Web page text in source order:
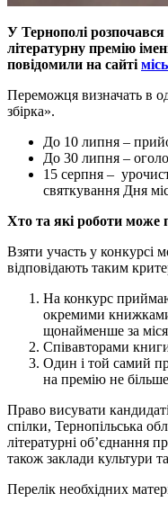
У Тернополі
літературну премію
повідомили на сайті
Переможця визначать в
збірка».
До 10 липня –
До 30 липня –
15 серпня –
святкування Дня
Хто та які роботи може
Взяти участь у конкурсі
відповідають таким
На конкурс
окремими
щонайменше за
Співавторами
Один і той самий
на премію не
Право висувати
спілки, Тернопільська
літературні об’єднання
також заклади культури
Перелік необхідних